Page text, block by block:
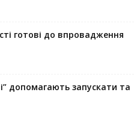
готові до впровадження
допомагають запускaти та